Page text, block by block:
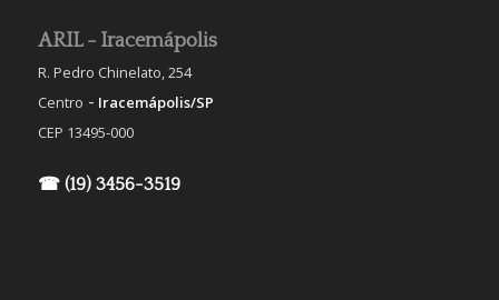
ARIL - Iracemápolis
R. Pedro Chinelato, 254
Centro - Iracemápolis/SP
CEP 13495-000
☎ (19) 3456-3519